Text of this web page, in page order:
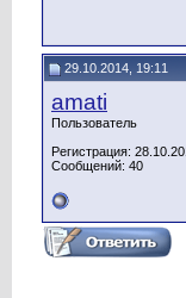
29.10.2014, 19:11
amati
Пользователь
Регистрация:
Сообщений: 40